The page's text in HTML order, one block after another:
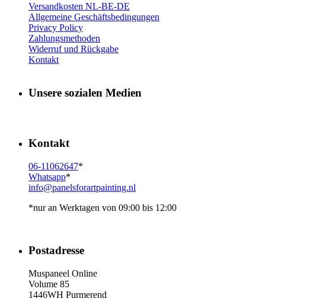
Versandkosten NL-BE-DE
Allgemeine Geschäftsbedingungen
Privacy Policy
Zahlungsmethoden
Widerruf und Rückgabe
Kontakt
Unsere sozialen Medien
Kontakt
06-11062647*
Whatsapp*
info@panelsforartpainting.nl
*nur an Werktagen von 09:00 bis 12:00
Postadresse
Muspaneel Online
Volume 85
1446WH Purmerend